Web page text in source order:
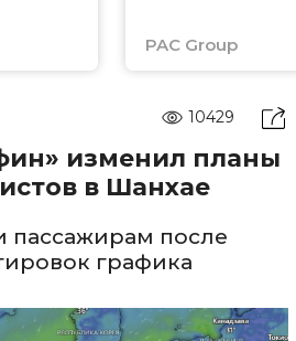
PAC Group
10429
изменил планы
в Шанхае
пассажирам после
графика